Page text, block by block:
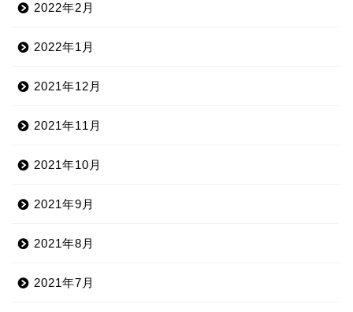
2022年2月
2022年1月
2021年12月
2021年11月
2021年10月
2021年9月
2021年8月
2021年7月